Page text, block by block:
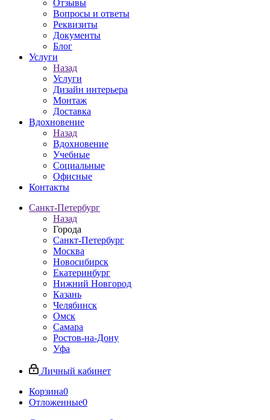
Отзывы
Вопросы и ответы
Реквизиты
Документы
Блог
Услуги
Назад
Услуги
Дизайн интерьера
Монтаж
Доставка
Вдохновение
Назад
Вдохновение
Учебные
Социальные
Офисные
Контакты
Санкт-Петербург
Назад
Города
Санкт-Петербург
Москва
Новосибирск
Екатеринбург
Нижний Новгород
Казань
Челябинск
Омск
Самара
Ростов-на-Дону
Уфа
Личный кабинет
Корзина0
Отложенные0